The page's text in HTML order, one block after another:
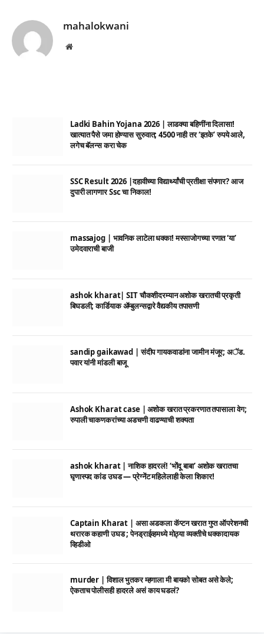
mahalokwani
Website
Ladki Bahin Yojana 2026 | लाडक्या बहिणींना दिलासा!
खात्यात पैसे जमा होण्यास सुरुवात; 4500 नाही तर ‘इतके’ रुपये आले,
लगेच बॅलन्स करा चेक
SSC Result 2026 |दहावीच्या विद्यार्थ्यांची प्रतीक्षा संपणार? आज
दुपारी लागणार Ssc चा निकाल!
massajog | भावनिक लाटेला धक्का! मस्साजोगच्या रणात ‘या’
उमेदवाराची बाजी
ashok kharat| SIT चौकशीदरम्यान अशोक खरातची प्रकृती
बिघडली; कार्डियाक ॲम्बुलन्सद्वारे वैद्यकीय तपासणी
sandip gaikawad | संदीप गायकवाडांना जामीन मंजूर; अॅड.
पवार यांनी मांडली बाजू
Ashok Kharat case | अशोक खरात प्रकरणात तपासाला वेग;
रुपाली चाकणकरांच्या अडचणी वाढण्याची शक्यता
ashok kharat | नाशिक हादरलं! ‘भोंदू बाबा’ अशोक खरातचा
घृणास्पद कांड उघड — प्रेग्नेंट महिलेलाही केला शिकार!
Captain Kharat | असा अडकला कॅप्टन खरात गुप्त ऑपरेशनची
थरारक कहाणी उघड ; पेनड्राईव्हमध्ये मोठ्या व्यक्तीचे धक्कादायक
व्हिडीओ
murder | विशाल भुतकर म्हणाला मी बायको सोबत असे केले;
ऐकताच पोलीसही हादरले असं काय घडलं?